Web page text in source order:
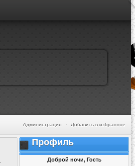
Администрация · Добавить в избранное
Профиль
Доброй ночи, Гость